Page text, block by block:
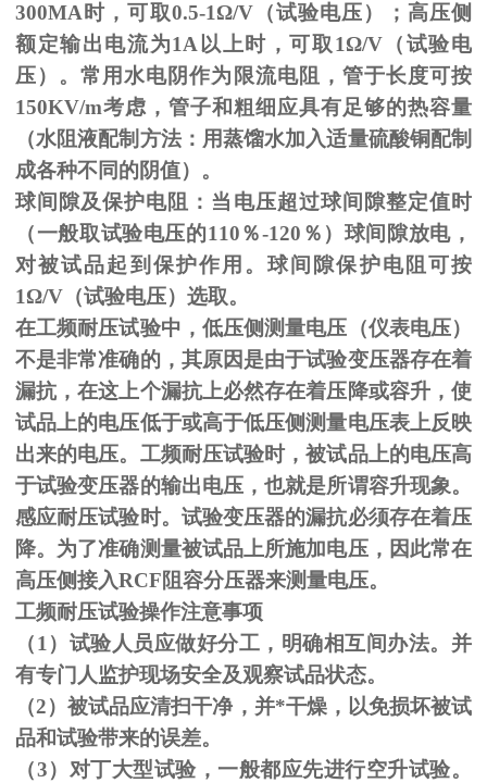
300MA 时，可取0.5-1Ω/V（试验电压）；高压侧
额定输出电流为1A 以上时，可取 1Ω/V（试验电
压）。常用水电阴作为限流电阻，管于长度可按
150KV/m考虑，管子和粗细应具有足够的热容量
（水阻液配制方法：用蒸馏水加入适量硫酸铜配制
成各种不同的阴值）。
球间隙及保护电阻：当电压超过球间隙整定值时
（一般取试验电压的110％-120 ％）球间隙放电，
对被试品起到保护作用。球间隙保护电阻可按
1Ω/V（试验电压）选取。
在工频耐压试验中，低压侧测量电压（仪表电压）
不是非常准确的，其原因是由于试验变压器存在着
漏抗，在这上个漏抗上必然存在着压降或容升，使
试品上的电压低于或高于低压侧测量电压表上反映
出来的电压。工频耐压试验时，被试品上的电压高
于试验变压器的输出电压，也就是所谓容升现象。
感应耐压试验时。试验变压器的漏抗必须存在着压
降。为了准确测量被试品上所施加电压，因此常在
高压侧接入RCF阻容分压器来测量电压。
工频耐压试验操作注意事项
（1 ）试验人员应做好分工，明确相互间办法。并
有专门人监护现场安全及观察试品状态。
（2）被试品应清扫干净，并*干燥，以免损坏被试
品和试验带来的误差。
（3）对丁大型试验，一般都应先进行空升试验。